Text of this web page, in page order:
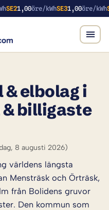
SE21,00öre/kWhSE31,00öre/kWh
elbolag i
& billigaste
8 augusti 2026)
världens längsta
Mensträsk och Örträsk,
från Bolidens gruvor
Den kommun som